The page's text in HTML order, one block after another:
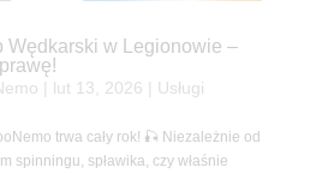
Wędkarski w Legionowie –
lut 13, 2026 Usługi
trwa cały rok! 🎣 Niezależnie od
spinningu, spławika, czy właśnie